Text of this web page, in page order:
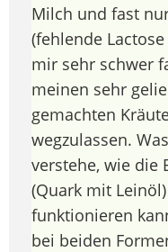
Milch und fast
(fehlende
mir sehr schwer
meinen sehr
gemachten
wegzulassen.
verstehe, wie die
(Quark mit
funktionieren
bei beiden